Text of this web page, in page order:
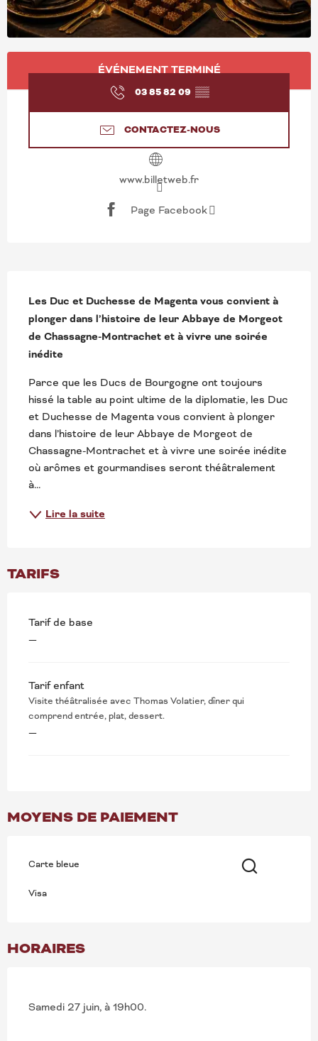
OUVERTURE ET
ÉVÉNEMENT TERMINÉ
03 85 82 09 ▒▒
CONTACTEZ-NOUS
www.billetweb.fr
Page Facebook
DESCRIPTION
Les Duc et Duchesse de Magenta vous convient à
plonger dans l’histoire de leur Abbaye de Morgeot
de Chassagne-Montrachet et à vivre une soirée
inédite
Parce que les Ducs de Bourgogne ont toujours
hissé la table au point ultime de la diplomatie, les Duc
et Duchesse de Magenta vous convient à plonger
dans l’histoire de leur Abbaye de Morgeot de
Chassagne-Montrachet et à vivre une soirée inédite
où arômes et gourmandises seront théâtralement
à...
Lire la suite
TARIFS
Tarif de base
—
Tarif enfant
Visite théâtralisée avec Thomas Volatier, dîner qui
comprend entrée, plat, dessert.
—
MOYENS DE PAIEMENT
Carte bleue
Visa
HORAIRES
Samedi 27 juin, à 19h00.